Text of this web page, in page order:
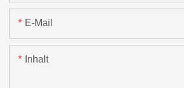
E-Mail
Inhalt